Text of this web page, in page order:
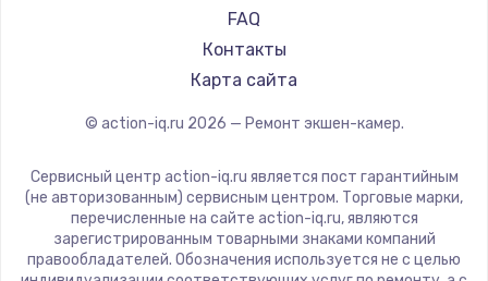
Замена сигнальной лампы
1200 руб.
Заказать
1500 руб.
Заказать
Замена температурного датчика
FAQ
Контакты
Карта сайта
© action-iq.ru 2026 — Ремонт экшен-камер.
Сервисный центр action-iq.ru является пост гарантийным
(не авторизованным) сервисным центром. Торговые марки,
перечисленные на сайте action-iq.ru, являются
зарегистрированным товарными знаками компаний
правообладателей. Обозначения используется не с целью